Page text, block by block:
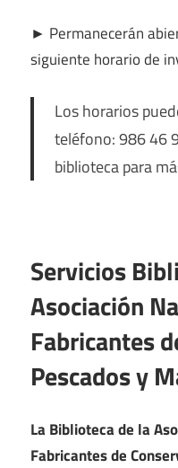
► Permanecerán
siguiente horario de
Los horarios
teléfono: 986 46
biblioteca para
Servicios
Asociación
Fabricantes
Pescados y
La Biblioteca de la
Fabricantes de